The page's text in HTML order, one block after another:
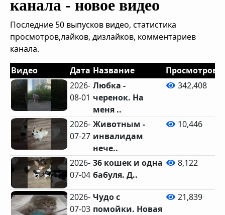
канала - новое видео
Последние 50 выпусков видео, статистика
просмотров,лайков, дизлайков, комментариев
канала.
Видео
Дата Название Просмотров
2026-
08-01
Любка -
черенок. На
меня ..
342,408
2026-
07-27
Животным -
инвалидам
нече..
10,446
2026-
07-04
36 кошек и одна
бабуля. Д..
8,122
2026-
07-03
Чудо с
помойки. Новая
21,839